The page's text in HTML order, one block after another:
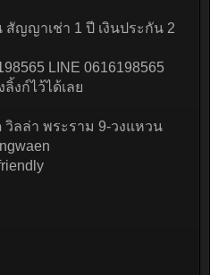
สัญญาเช่า 1 ปี เงินประกัน 2
LINE 0616198565
งก์ไว้ได้เลย
วิลล่า พระราม 9-วงแหวน